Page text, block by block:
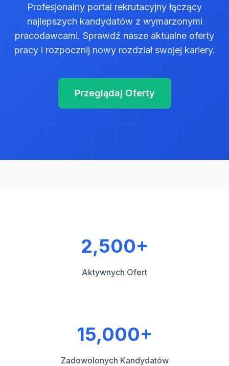
Profesjonalny portal rekrutacyjny łączący
najlepszych kandydatów z wymarzonymi
pracodawcami. Sprawdź nasze aktualne oferty
pracy i rozpocznij nowy rozdział swojej kariery.
Przeglądaj Oferty
2,500+
Aktywnych Ofert
15,000+
Zadowolonych Kandydatów